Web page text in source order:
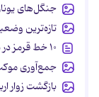
جنگل‌های
تازه‌ترین
۱۰ خط قرمز در دعوای همسران
جمع‌آوری
بازگشت زوار